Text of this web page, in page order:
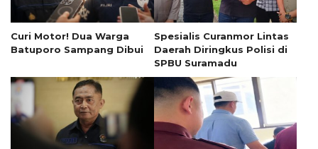
Curi Motor! Dua Warga
Batuporo Sampang Dibui
Spesialis Curanmor Lintas
Daerah Diringkus Polisi di
SPBU Suramadu